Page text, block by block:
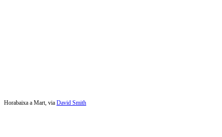
Horabaixa a Mart, via David Smith